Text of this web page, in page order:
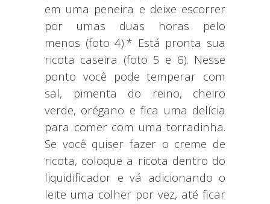
em uma peneira e deixe escorrer
por umas duas horas pelo
menos (foto 4).* Está pronta sua
ricota caseira (foto 5 e 6). Nesse
ponto você pode temperar com
sal, pimenta do reino, cheiro
verde, orégano e fica uma delícia
para comer com uma torradinha.
Se você quiser fazer o creme de
ricota, coloque a ricota dentro do
liquidificador e vá adicionando o
leite uma colher por vez, até ficar